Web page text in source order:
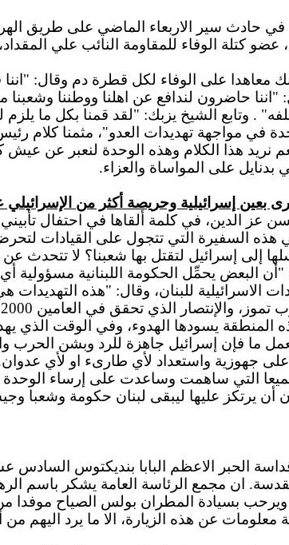
حادث سير الاربعاء الماضي على طريق
كتلة الوفاء للمقاومة النائب علي
معاهدا على الوفاء لكل قطرة دم وقال:
"اننا حاضرون لندافع عن اهلنا ووطننا
الشيخ يزبك: "لقد قمنا بكل ما يلزم
في مواجهة تهديدات العدو"، مثمنا كلام
نريد هذا الكلام وهذه الوحدة لنعبر عن
بدنايل على المواساة والعزاء.
إسرائيلية وحريصة أكثر من
عز الدين، في كلمة ألقاها في احتفال
السفيرة التي تتجول على القيادات
إلى إسرائيل لتقتل بها شعبنا؟ لا تتحدث عن
البعض يحمِّل الحكومة اللبنانية مسؤولية
الاسرائيلية للبنان، وقال: "هذه
يسودها الهدوء، وفي الوقت الذي يهدد
ما فإن إسرائيل جاهزة للرد وبشن الحرب
جهوزية واستعداد لأي طارىء او لأي
التي ساهمت وساعدت على إرساء الوحدة
أن يرتكز عليها ليبقى لبنان حكومة وشعبا
قداسة الحبر الاعظم البابا بنديكتوس السادس
ان مجمع الرئاسة العامة يشكر باسم
ويرحب بسيادة المطران بولس الصياح موفدا
معلومات عن هذه الزيارة، الا ما يرد اليهم